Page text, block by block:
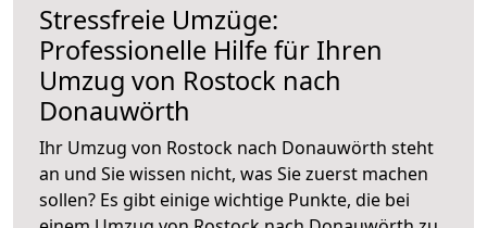
Stressfreie Umzüge:
Professionelle Hilfe für Ihren
Umzug von Rostock nach
Donauwörth
Ihr Umzug von Rostock nach Donauwörth steht
an und Sie wissen nicht, was Sie zuerst machen
sollen? Es gibt einige wichtige Punkte, die bei